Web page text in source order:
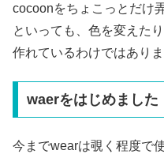
cocoonをちょこっとだけ
といっても、色を変えた
作れているわけではあり
waerをはじめました
今までwearは覗く程度で